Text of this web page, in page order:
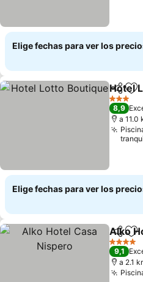
Elige fechas para ver los
Hotel
3 Estrellas
8,9
a 11.0
Elige fechas para ver los
Alko
4 Estrellas
9,1
a 2.1